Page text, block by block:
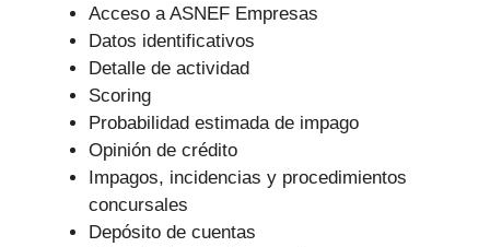
Acceso a ASNEF Empresas
Datos identificativos
Detalle de actividad
Scoring
Probabilidad estimada de impago
Opinión de crédito
Impagos, incidencias y procedimientos
concursales
Depósito de cuentas